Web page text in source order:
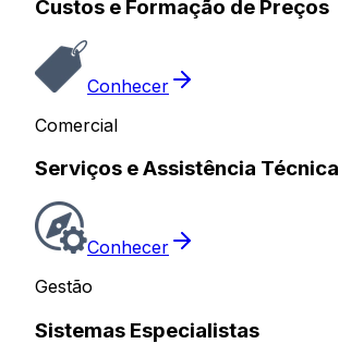
Custos e Formação de Preços
Conhecer
Comercial
Serviços e Assistência Técnica
Conhecer
Gestão
Sistemas Especialistas